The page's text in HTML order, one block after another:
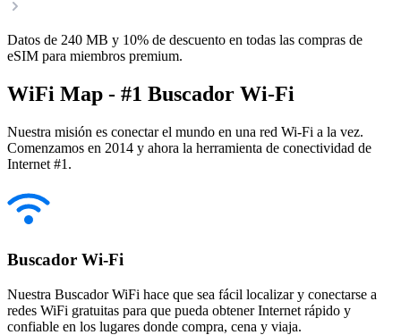
Datos de 240 MB y 10% de descuento en todas las compras de
eSIM para miembros premium.
WiFi Map - #1 Buscador Wi-Fi
Nuestra misión es conectar el mundo en una red Wi-Fi a la vez.
Comenzamos en 2014 y ahora la herramienta de conectividad de
Internet #1.
Buscador Wi-Fi
Nuestra Buscador WiFi hace que sea fácil localizar y conectarse a
redes WiFi gratuitas para que pueda obtener Internet rápido y
confiable en los lugares donde compra, cena y viaja.